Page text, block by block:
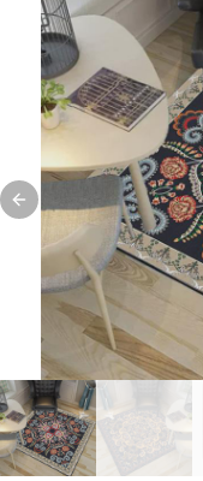
Previous slide